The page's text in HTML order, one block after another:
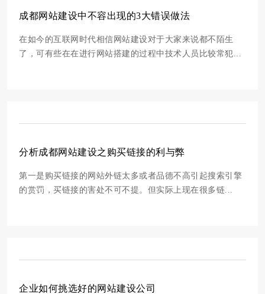
成都网站建设中不容出现的3大错误做法
在如今的互联网时代相信网站建设对于大家来说都不陌生
了，可有些在在进行网站搭建的过程中技术人员比较常犯...
分析成都网站建设之购买链接的利与弊
第一是购买链接的网站外链太多或者品德不高引起搜索引擎
的赏罚，买链接的害处不可不提。但实际上现在很多链...
企业如何挑选好的网站建设公司